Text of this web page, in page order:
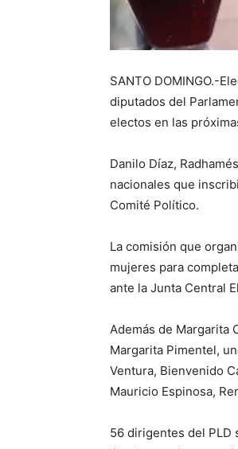
SANTO DOMINGO.-
diputados del
electos en las
Danilo Díaz,
nacionales que
Comité Político.
La comisión que
mujeres para
ante la Junta Central
Además de Margarita
Margarita Pimentel,
Ventura, Bienvenido
Mauricio Espinosa,
56 dirigentes del PLD